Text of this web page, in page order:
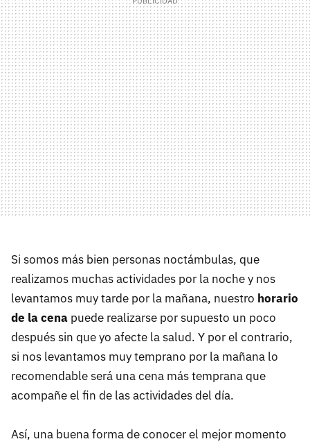
Si somos más bien personas noctámbulas, que
realizamos muchas actividades por la noche y nos
levantamos muy tarde por la mañana, nuestro horario
de la cena puede realizarse por supuesto un poco
después sin que yo afecte la salud. Y por el contrario,
si nos levantamos muy temprano por la mañana lo
recomendable será una cena más temprana que
acompañe el fin de las actividades del día.
Así, una buena forma de conocer el mejor momento